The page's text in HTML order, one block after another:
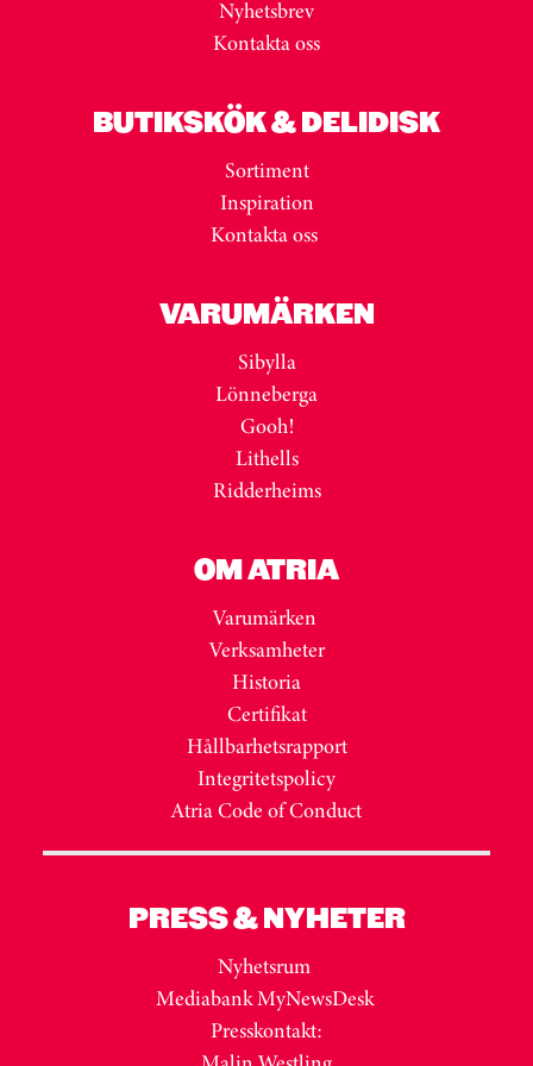
Nyhetsbrev
Kontakta oss
BUTIKSKÖK & DELIDISK
Sortiment
Inspiration
Kontakta oss
VARUMÄRKEN
Sibylla
Lönneberga
Gooh!
Lithells
Ridderheims
OM ATRIA
Varumärken
Verksamheter
Historia
Certifikat
Hållbarhetsrapport
Integritetspolicy
Atria Code of Conduct
PRESS & NYHETER
Nyhetsrum
Mediabank MyNewsDesk
Presskontakt: